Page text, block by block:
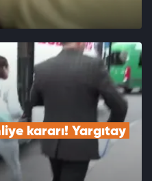
kararı! Yargıtay